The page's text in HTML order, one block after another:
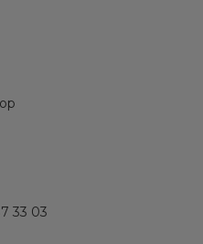
33 03